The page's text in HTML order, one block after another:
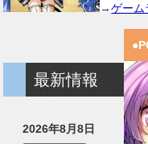
→ゲーム
最新情報
2026年8月8日